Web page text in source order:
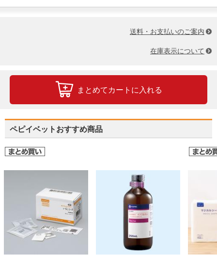
送料・お支払いのご案内
在庫表示について
まとめてカートに入れる
ペピイベットおすすめ商品